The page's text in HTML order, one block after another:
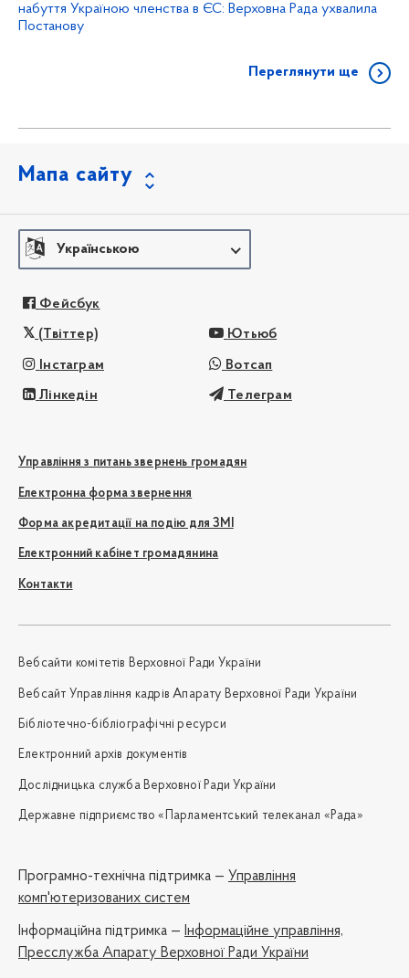
набуття Україною членства в ЄС: Верховна Рада ухвалила
Постанову
Переглянути ще
Мапа сайту
Українською
Фейсбук
(Твіттер) Ютьюб
Інстаграм Вотсап
Лінкедін Телеграм
Управління з питань звернень громадян
Електронна форма звернення
Форма акредитації на подію для ЗМІ
Електронний кабінет громадянина
Контакти
Вебсайти комітетів Верховної Ради України
Вебсайт Управління кадрів Апарату Верховної Ради України
Бібліотечно-бібліографічні ресурси
Електронний архів документів
Дослідницька служба Верховної Ради України
Державне підприємство «Парламентський телеканал «Рада»
Програмно-технічна підтримка — Управління
комп'ютеризованих систем
Iнформаційна підтримка — Інформаційне управління,
Пресслужба Апарату Верховної Ради України